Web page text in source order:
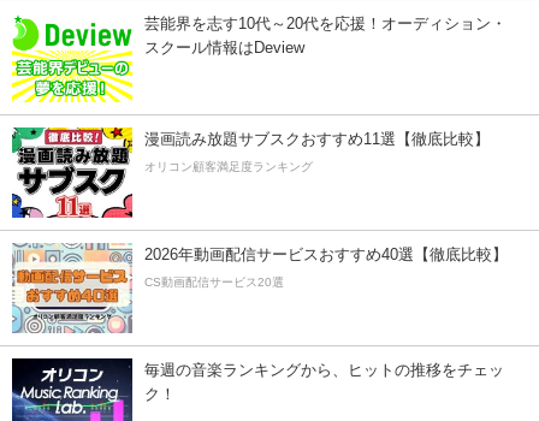
芸能界を志す10代～20代を応援！オーディション・
スクール情報はDeview
漫画読み放題サブスクおすすめ11選【徹底比較】
オリコン顧客満足度ランキング
2026年動画配信サービスおすすめ40選【徹底比較】
CS動画配信サービス20選
毎週の音楽ランキングから、ヒットの推移をチェッ
ク！